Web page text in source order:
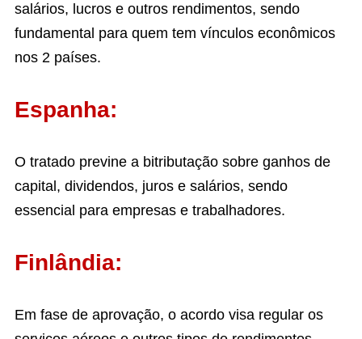
salários, lucros e outros rendimentos, sendo
fundamental para quem tem vínculos econômicos
nos 2 países.
Espanha:
O tratado previne a bitributação sobre ganhos de
capital, dividendos, juros e salários, sendo
essencial para empresas e trabalhadores.
Finlândia:
Em fase de aprovação, o acordo visa regular os